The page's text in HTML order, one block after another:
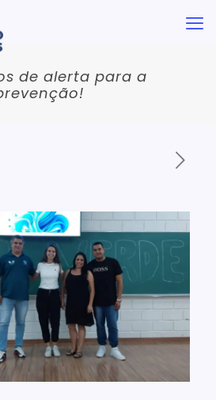
de alerta para a